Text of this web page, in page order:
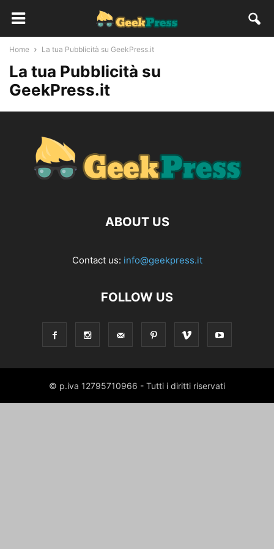
Home La tua Pubblicità su GeekPress.it
La tua Pubblicità su
GeekPress.it
ABOUT US
Contact us: info@geekpress.it
FOLLOW US
© p.iva 12795710966 - Tutti i diritti riservati